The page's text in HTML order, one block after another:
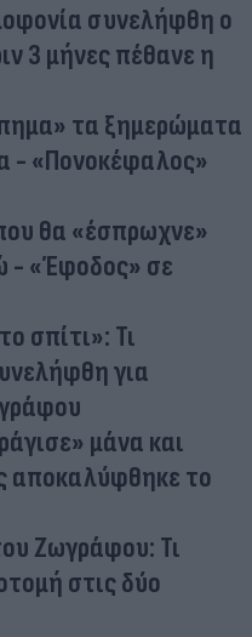
συνελήφθη ο
3 μήνες πέθανε η
τα ξημερώματα
- «Πονοκέφαλος»
θα «έσπρωχνε»
- «Έφοδος» σε
σπίτι»: Τι
για
μάνα και
αποκαλύφθηκε το
Ζωγράφου: Τι
στις δύο